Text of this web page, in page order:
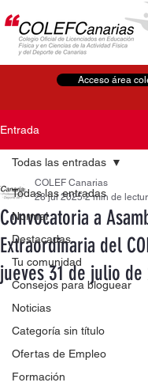
Acceso área
Entrada
Todas las entradas
Normal
Destacadas
Tu comunidad
Consejos para bloguear
Noticias
Categoría sin título
Ofertas de Empleo
Formación
Todas las entradas
Convocatoria a
Extraordinaria del
jueves 31 de julio de
COLEF Canarias
28 jul 2025 2 min de